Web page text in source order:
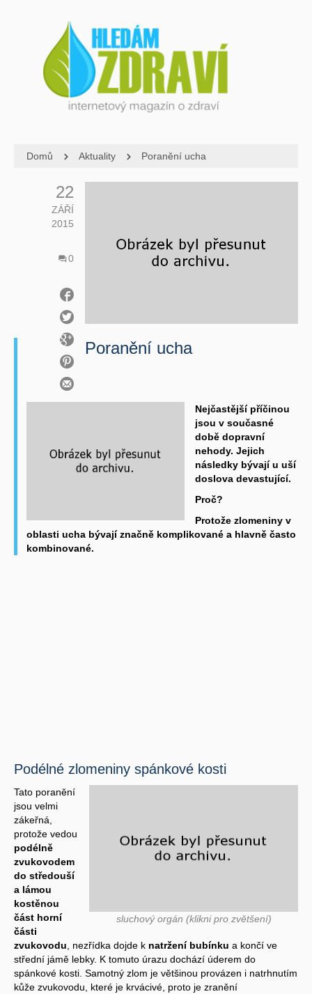
Domů Aktuality Poranění ucha
22
ZÁŘÍ
2015
0
Poranění ucha
Nejčastější příčinou
jsou v současné
době dopravní
nehody. Jejich
následky bývají u uší
doslova devastující.
Proč?
Protože zlomeniny v
oblasti ucha bývají značně komplikované a hlavně často
kombinované.
Podélné zlomeniny spánkové kosti
sluchový orgán (klikni pro zvětšení)
Tato poranění
jsou velmi
zákeřná,
protože vedou
podélně
zvukovodem
do středouší
a lámou
kostěnou
část horní
části
zvukovodu , nezřídka dojde k natržení bubínku a končí ve
střední jámě lebky. K tomuto úrazu dochází úderem do
spánkové kosti. Samotný zlom je většinou provázen i natrhnutím
kůže zvukovodu, které je krvácivé, proto je zranění